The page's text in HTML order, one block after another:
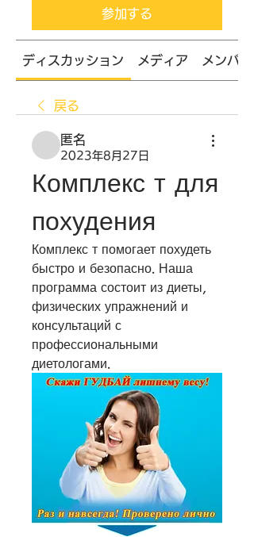
参加する
ディスカッション メディア メンバー
戻る
匿名
2023年8月27日
Комплекс т для
похудения
Комплекс т помогает похудеть
быстро и безопасно. Наша
программа состоит из диеты,
физических упражнений и
консультаций с
профессиональными
диетологами.